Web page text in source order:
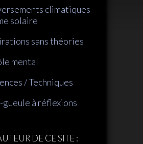
climatiques
solaire
sans théories
mental
/ Techniques
gueule à réflexions
DE CE SITE :